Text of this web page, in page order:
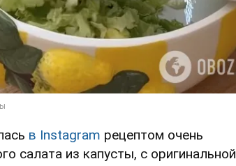
в Instagram рецептом очень
салата из капусты, с оригинальной